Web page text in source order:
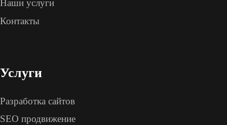
Наши услуги
Контакты
Услуги
Разработка сайтов
SEO продвижение